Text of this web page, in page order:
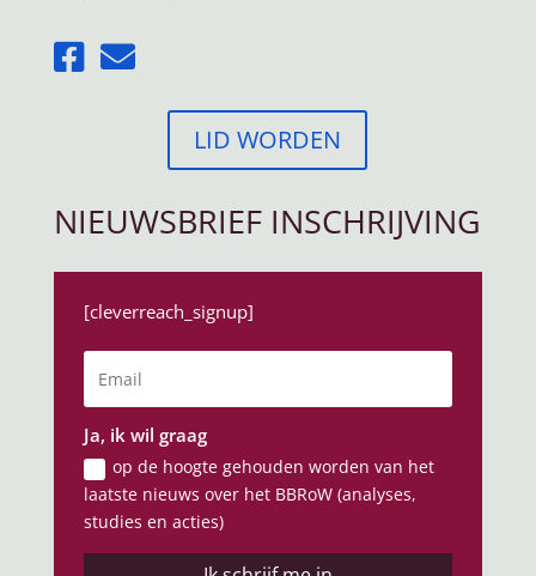
LID WORDEN
NIEUWSBRIEF INSCHRIJVING
[cleverreach_signup]
Ja, ik wil graag
op de hoogte gehouden worden van het
laatste nieuws over het BBRoW (analyses,
studies en acties)